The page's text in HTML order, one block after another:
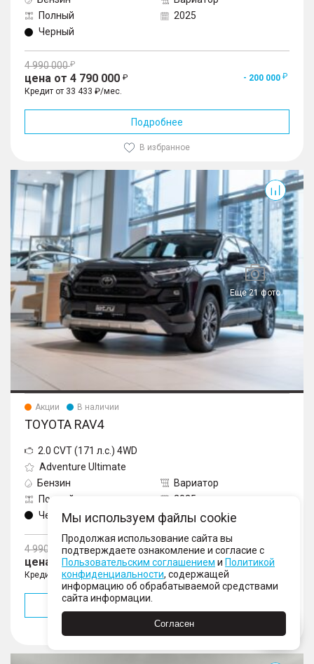
Полный
2025
Черный
4 990 000
цена от 4 790 000
- 200 000
Кредит от 33 433 ₽/мес.
Подробнее
В избранное
Еще 21 фото
RAV4
Акции В наличии
TOYOTA RAV4
2.0 CVT (171 л.с.) 4WD
Adventure Ultimate
Бензин
Вариатор
Полный
2025
Черный
4 990 000
цена от 4 790 000
- 200 000
Кредит от 33 433 ₽/мес.
Подробнее
Мы используем файлы cookie
Продолжая использование сайта вы
подтверждаете ознакомление и согласие с
Пользовательским соглашением и Политикой
конфиденциальности, содержащей
информацию об обрабатываемой средствами
сайта информации.
Согласен